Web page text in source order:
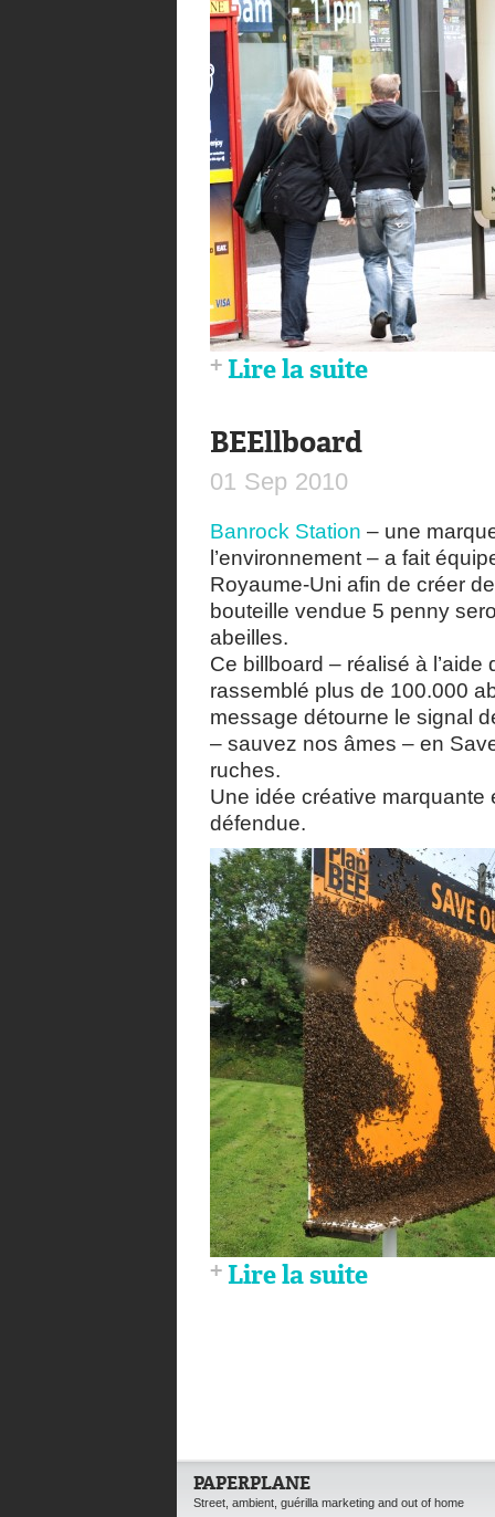
Lire la suite
BEEllboard
01 Sep 2010
Banrock Station – une
l’environnement – a fait
Royaume-Uni afin de créer
bouteille vendue 5 penny
abeilles.
Ce billboard – réalisé à
rassemblé plus de 100.000
message détourne le signal
– sauvez nos âmes – en
ruches.
Une idée créative
défendue.
Lire la suite
PAPERPLANE
Street, ambient, guérilla marketing and out of home